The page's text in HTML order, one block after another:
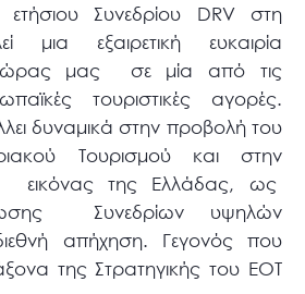
Συνεδρίου DRV στη
μια εξαιρετική ευκαιρία
μας σε μία από τις
τουριστικές αγορές.
δυναμικά στην προβολή του
Τουρισμού και στην
εικόνας της Ελλάδας, ως
Συνεδρίων υψηλών
απήχηση. Γεγονός που
της Στρατηγικής του ΕΟΤ